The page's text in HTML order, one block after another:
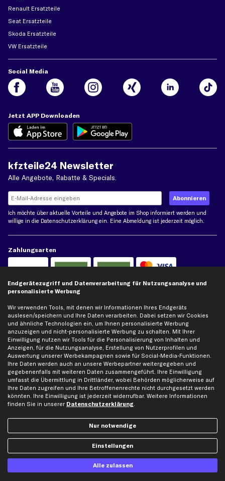
Renault Ersatzteile
Seat Ersatzteile
Skoda Ersatzteile
VW Ersatzteile
Social Media
Jetzt APP Downloaden
kfzteile24 Newsletter
Alle Angebote, Rabatte & Specials.
Ich möchte über aktuelle Vorteile und Angebote im Shop informiert werden und
willige in die Datenschutzerklärung ein. Eine Abmeldung ist jederzeit möglich.
Zahlungsarten
Vorkasse
Versand
Artikel, Teile, Original und Bestell-Nr. dienen nur zu Vergleichszwecken und sind
keine Herkunftsbezeichnungen. Die Nennung von Namen, Warenzeichen oder
Markennamen erfolgt nur zu Zwecken der Zuordnung unserer Artikel. Die Angaben
bis zur Bezahlung unser Eigentum.
Die hier dargestellten Daten, insbesondere die gesamte Datenbank, dürfen nicht
vervielfältigt werden. Die Vervielfältigung und Verbreitung der Daten und der
Dritter in solche Aktivitäten ist streng verboten. Jegliche unautorisierte Nutzung von
Inhalten stellt eine Verletzung des Urheberrechts dar und kann rechtliche Schritte
Endgerätezugriff und Datenverarbeitung für Nutzungsanalyse und
personalisierte Werbung
Wir verwenden Tools, mit denen wir Informationen Ihres Endgeräts
auslesen/speichern und Ihre Daten verarbeiten. Dabei setzen wir Cookies
und ähnliche Technologien ein, um Ihnen personalisierte Werbung
anzuzeigen und nicht-personalisierte Werbung zu schalten. Mit Ihrer
Einwilligung nutzen wir Tools für die Personalisierung von Inhalten und
Anzeigen, für die Nutzungsanalyse, Erstellung von Nutzerprofilen und
Auswertung unserer Werbekampagnen sowie für Social-Media-Funktionen.
Ihre Daten werden auch an unsere Werbepartner weitergegeben und
gegebenenfalls mit weiteren Daten zusammengeführt. Ihre Einwilligung
umfasst die Übermittlung in Drittländer, wobei Behörden möglicherweise auf
Ihre Daten zugreifen und Ihre Betroffenenrechte nicht durchgesetzt werden
könnten. Ihre Einwilligung ist jederzeit widerrufbar. Weitere Informationen
finden Sie in unserer Datenschutzerklärung.
Nur notwendige
Einstellungen
Alle zulassen